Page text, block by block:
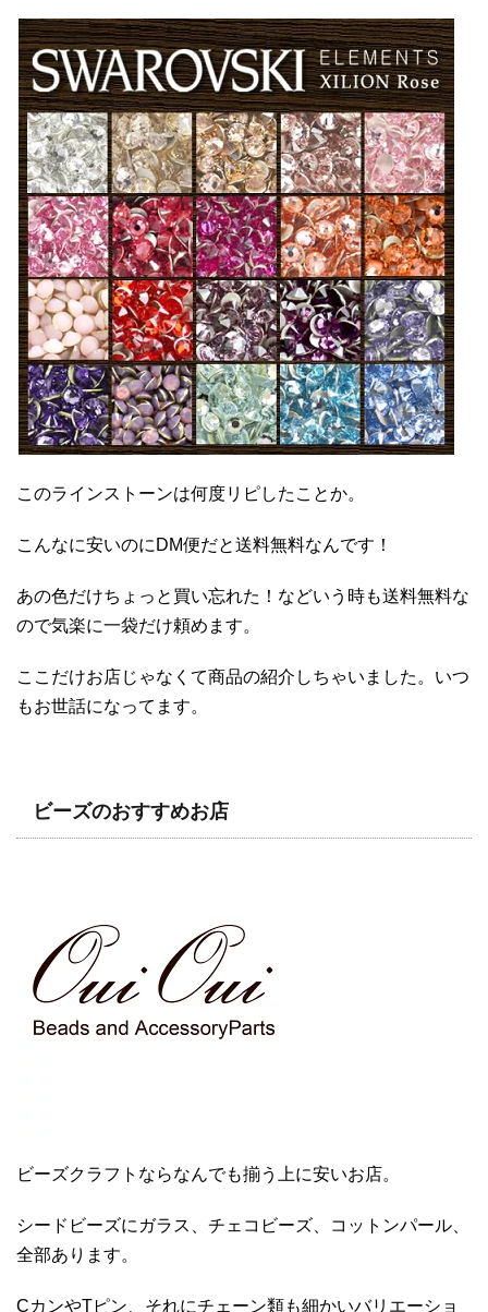
このラインストーンは何度リピしたことか。
こんなに安いのにDM便だと送料無料なんです！
あの色だけちょっと買い忘れた！などいう時も送料無料な
ので気楽に一袋だけ頼めます。
ここだけお店じゃなくて商品の紹介しちゃいました。いつ
もお世話になってます。
ビーズのおすすめお店
ビーズクラフトならなんでも揃う上に安いお店。
シードビーズにガラス、チェコビーズ、コットンパール、
全部あります。
CカンやTピン、それにチェーン類も細かいバリエーショ